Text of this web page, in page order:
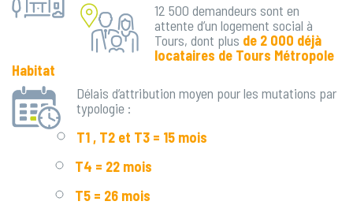
12 500 demandeurs sont en
attente d’un logement social à
Tours, dont plus de 2 000 déjà
locataires de Tours Métropole
Habitat
Délais d’attribution moyen pour les mutations par
typologie :
T1 , T2 et T3 = 15 mois
T4 = 22 mois
T5 = 26 mois